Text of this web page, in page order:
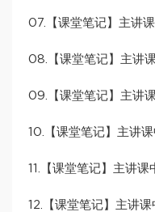
07.【课堂笔记】主讲
08.【课堂笔记】主讲
09.【课堂笔记】主讲
10.【课堂笔记】主讲
11.【课堂笔记】主讲
12.【课堂笔记】主讲